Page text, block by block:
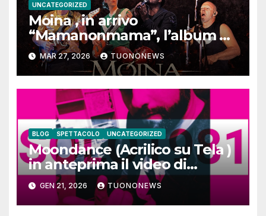
UNCATEGORIZED
Moina , in arrivo
“Mamanonmama”, l’album di
debutto per Ghost Record
MAR 27, 2026 TUONONEWS
BLOG SPETTACOLO UNCATEGORIZED
Moondance (Acrilico su Tela )
in anteprima il video di
SOLO1981
GEN 21, 2026 TUONONEWS